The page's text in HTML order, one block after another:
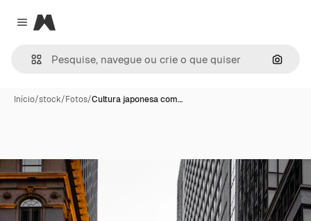
Close menu
Magnific
Início/stock/Fotos/Cultura japonesa com…